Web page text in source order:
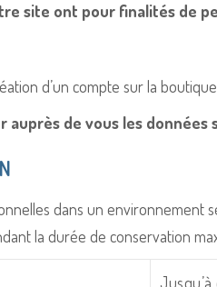
site ont pour finalités de
d’un compte sur la
auprès de vous les
dans un
la durée de conservation